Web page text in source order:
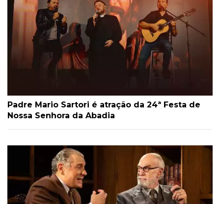
Padre Mario Sartori é atração da 24ª Festa de
Nossa Senhora da Abadia